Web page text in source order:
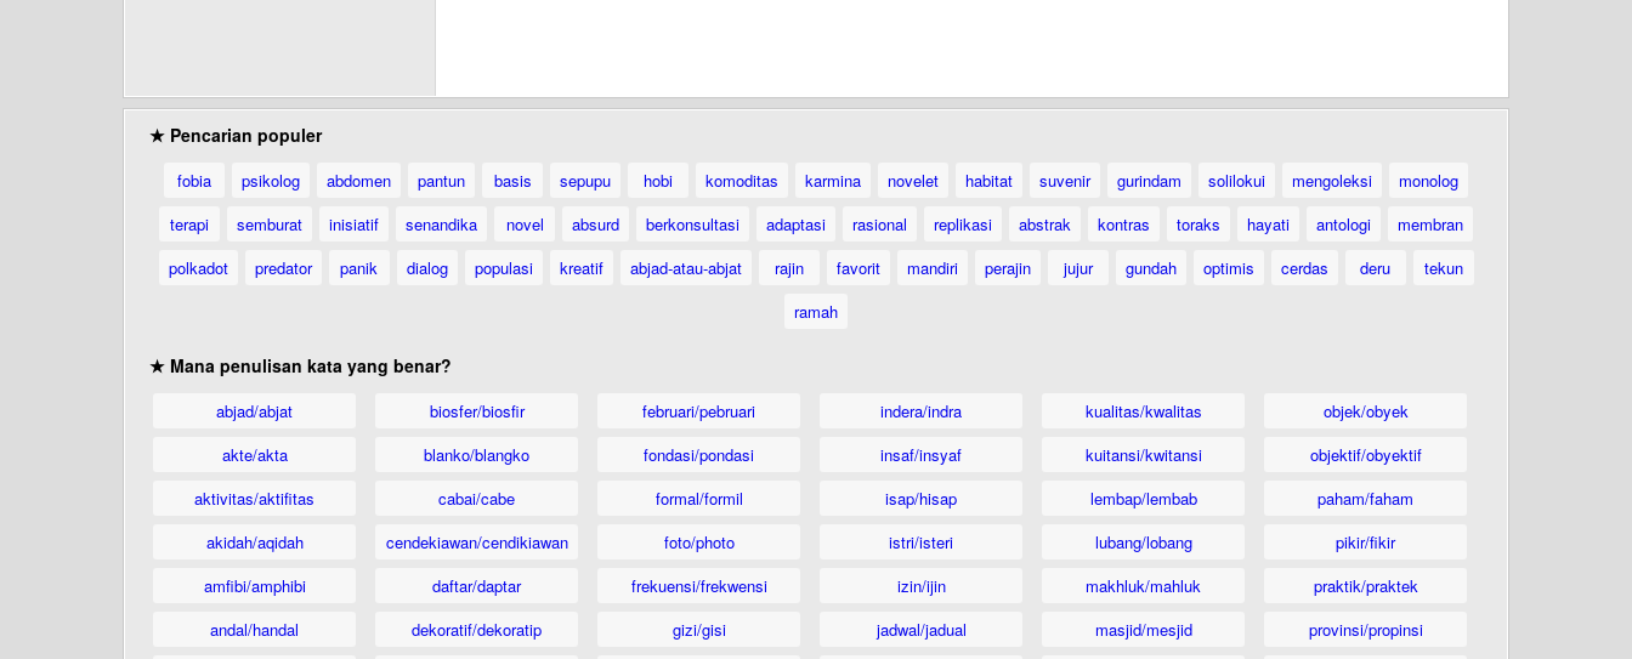
★ Pencarian populer
fobia psikolog abdomen pantun basis sepupu hobi komoditas karmina novelet habitat suvenir gurindam solilokui mengoleksi
monolog
terapi
semburat inisiatif senandika novel absurd berkonsultasi adaptasi rasional replikasi abstrak kontras toraks hayati antologi
membran
polkadot
predator panik dialog populasi kreatif abjad-atau-abjat rajin favorit mandiri perajin jujur gundah optimis cerdas deru
tekun
ramah
★ Mana penulisan kata yang benar?
abjad/abjat
akte/akta
aktivitas/aktifitas
akidah/aqidah
amfibi/amphibi
andal/handal
biosfer/biosfir
blanko/blangko
cabai/cabe
cendekiawan/cendikiawan
daftar/daptar
dekoratif/dekoratip
februari/pebruari
fondasi/pondasi
formal/formil
foto/photo
frekuensi/frekwensi
gizi/gisi
indera/indra
insaf/insyaf
isap/hisap
istri/isteri
izin/ijin
jadwal/jadual
kualitas/kwalitas
kuitansi/kwitansi
lembap/lembab
lubang/lobang
makhluk/mahluk
masjid/mesjid
objek/obyek
objektif/obyektif
paham/faham
pikir/fikir
praktik/praktek
provinsi/propinsi